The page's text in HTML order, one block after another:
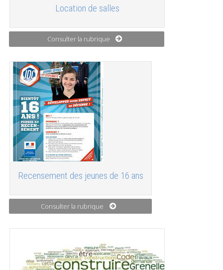
Location de salles
Consulter la rubrique
Recensement des jeunes de 16 ans
Consulter la rubrique